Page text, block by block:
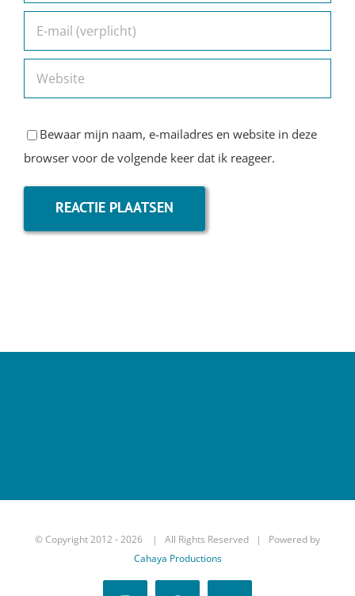
Bewaar mijn naam, e-mailadres en website in deze
browser voor de volgende keer dat ik reageer.
© Copyright 2012 -2026 | All Rights Reserved | Powered by
Cahaya Productions